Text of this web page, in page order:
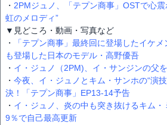
・ 2PMジュノ、「テプン商事」OSTで心
虹のメロディ”
▼見どころ・動画・写真など
・
「テプン商事」最終回に登場したイケ
も登場した日本のモデル・高野優吾
・ イ・ジュノ（2PM)、イ・サンジンの父
・ 今夜、イ・ジュノとキム・サンホの“演
決！「テプン商事」EP13-14予告
・ イ・ジュノ、炎の中も突き抜けるキム
9％で自己最高更新